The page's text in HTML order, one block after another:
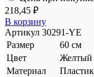
218,45 ₽
В корзину
Артикул 30291-YE
Размер
60 см
Цвет
Желтый
Материал
Пластик